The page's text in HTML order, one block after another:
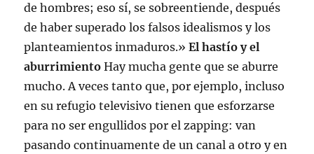
de hombres; eso sí, se sobreentiende, después
de haber superado los falsos idealismos y los
planteamientos inmaduros.»El hastío y el
aburrimiento Hay mucha gente que se aburre
mucho. A veces tanto que, por ejemplo, incluso
en su refugio televisivo tienen que esforzarse
para no ser engullidos por el zapping: van
pasando continuamente de un canal a otro y en